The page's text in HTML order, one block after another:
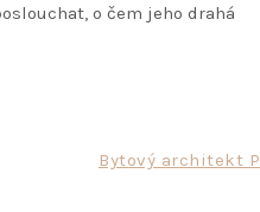
o čem jeho drahá
Bytový architekt